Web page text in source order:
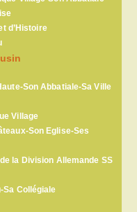
d’Histoire
Son Abbatiale-Sa Ville
Village
Son Eglise-Ses
la Division Allemande SS
Sa Collégiale